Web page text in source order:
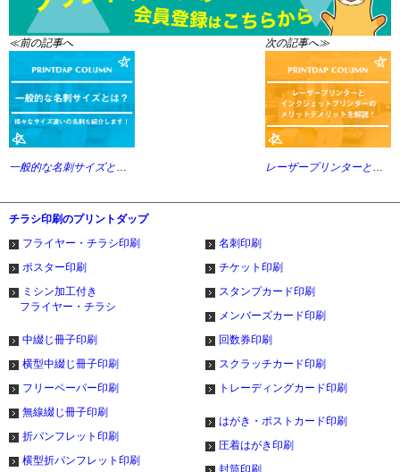
≪前の記事へ
一般的な名刺サイズとは？様々なサイズ違いの名刺も紹介します！
次の記事へ≫
レーザープリンターとインクジェットのメリットデメリットを解説！
チラシ印刷のプリントダップ
フライヤー・チラシ印刷
ポスター印刷
ミシン加工付き
フライヤー・チラシ
中綴じ冊子印刷
横型中綴じ冊子印刷
フリーペーパー印刷
無線綴じ冊子印刷
折パンフレット印刷
横型折パンフレット印刷
名刺印刷
チケット印刷
スタンプカード印刷
メンバーズカード印刷
回数券印刷
スクラッチカード印刷
トレーディングカード印刷
はがき・ポストカード印刷
圧着はがき印刷